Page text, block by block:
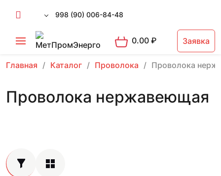
998 (90) 006-84-48
0.00₽ Заявка
Главная Каталог Проволока Проволока
Проволока нержавеющая